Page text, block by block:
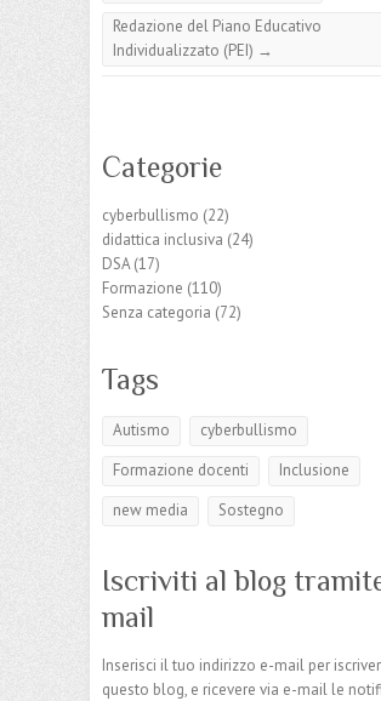
Redazione del Piano Educativo
Individualizzato (PEI) →
Categorie
cyberbullismo (22)
didattica inclusiva (24)
DSA(17)
Formazione (110)
Senza categoria (72)
Tags
Autismo
cyberbullismo
Formazione docenti
Inclusione
new media
Sostegno
Iscriviti al blog
mail
Inserisci il tuo indirizzo e-mail per
questo blog, e ricevere via e-mail le